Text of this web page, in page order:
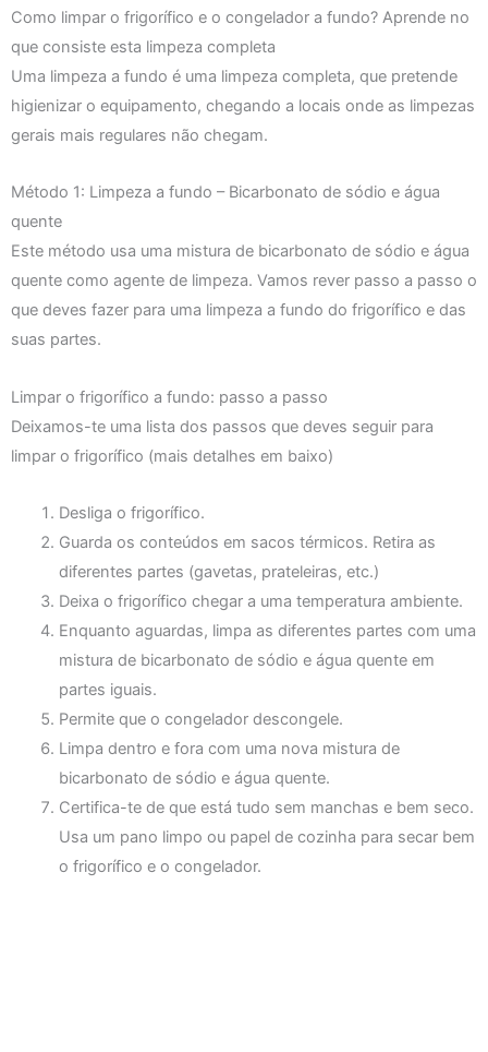
Como limpar o frigorífico e o congelador a fundo? Aprende no
que consiste esta limpeza completa
Uma limpeza a fundo é uma limpeza completa, que pretende
higienizar o equipamento, chegando a locais onde as limpezas
gerais mais regulares não chegam.
Método 1: Limpeza a fundo – Bicarbonato de sódio e água
quente
Este método usa uma mistura de bicarbonato de sódio e água
quente como agente de limpeza. Vamos rever passo a passo o
que deves fazer para uma limpeza a fundo do frigorífico e das
suas partes.
Limpar o frigorífico a fundo: passo a passo
Deixamos-te uma lista dos passos que deves seguir para
limpar o frigorífico (mais detalhes em baixo)
Desliga o frigorífico.
Guarda os conteúdos em sacos térmicos. Retira as
diferentes partes (gavetas, prateleiras, etc.)
Deixa o frigorífico chegar a uma temperatura ambiente.
Enquanto aguardas, limpa as diferentes partes com uma
mistura de bicarbonato de sódio e água quente em
partes iguais.
Permite que o congelador descongele.
Limpa dentro e fora com uma nova mistura de
bicarbonato de sódio e água quente.
Certifica-te de que está tudo sem manchas e bem seco.
Usa um pano limpo ou papel de cozinha para secar bem
o frigorífico e o congelador.